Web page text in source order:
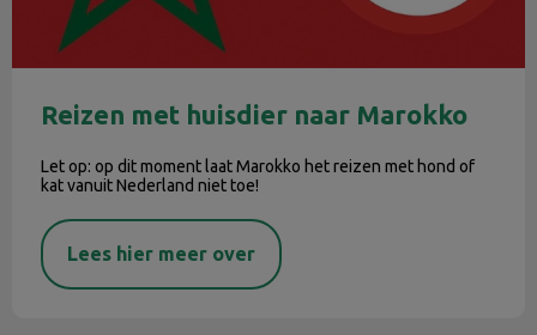
Reizen met huisdier naar Marokko
Let op: op dit moment laat Marokko het reizen met hond of
kat vanuit Nederland niet toe!
Lees hier meer over